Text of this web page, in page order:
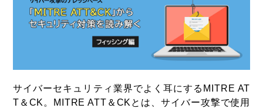
採用情報
サイバーセキュリティ業界でよく耳にするMITRE AT
T＆CK。MITRE ATT＆CKとは、サイバー攻撃で使用